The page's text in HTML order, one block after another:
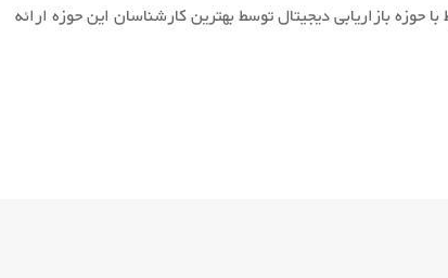
بازاریابی دیجیتال توسط بهترین کارشناسان این حوزه ارائه